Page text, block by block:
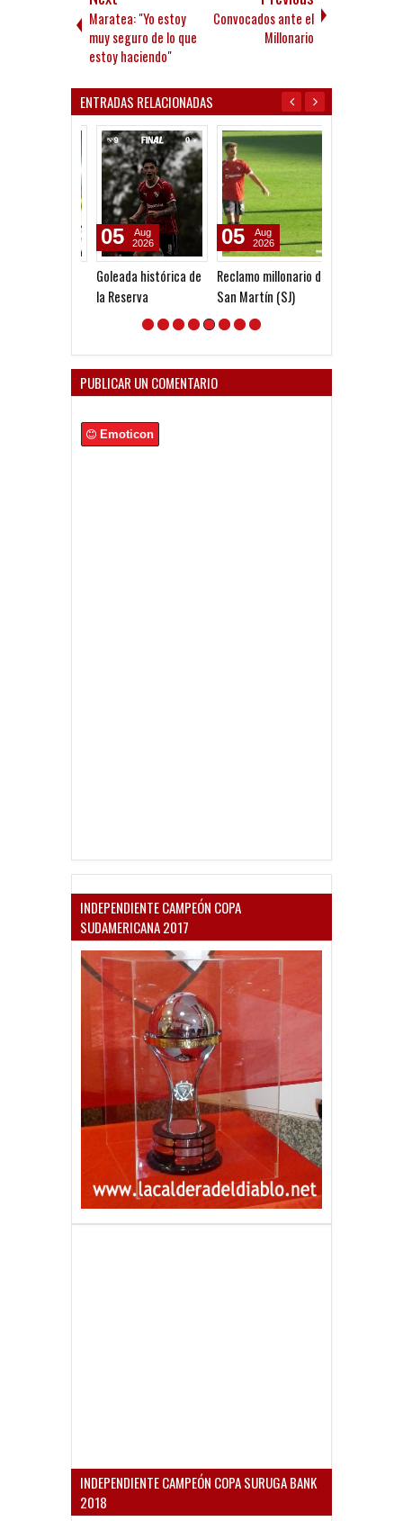
Maratea: "Yo estoy
muy seguro de lo que
estoy haciendo"
Convocados ante el
Millonario
ENTRADAS RELACIONADAS
Goleada histórica de
la Reserva
05
Aug
2026
Reclamo millonario de
San Martín (SJ)
05
Aug
2026
PUBLICAR UN COMENTARIO
Emoticon
INDEPENDIENTE CAMPEÓN COPA
SUDAMERICANA 2017
INDEPENDIENTE CAMPEÓN COPA SURUGA BANK
2018